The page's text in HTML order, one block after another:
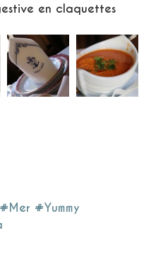
en claquettes
#Mer #Yummy